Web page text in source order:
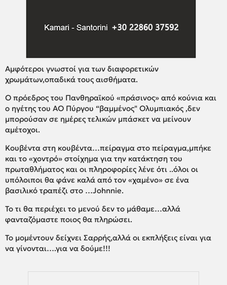
Αμφότεροι γνωστοί για των διαφορετικών
χρωμάτων,οπαδικά τους αισθήματα.
Ο πρόεδρος του Πανθηραϊκού «πράσινος» από κούνια και
ο ηγέτης του ΑΟ Πύργου “βαμμένος" Ολυμπιακός ,δεν
μπορούσαν σε ημέρες τελικών μπάσκετ να μείνουν
αμέτοχοι.
Κουβέντα στη κουβέντα…πείραγμα στο πείραγμα,μπήκε
και το «χοντρό» στοίχημα για την κατάκτηση του
πρωταθλήματος και οι πληροφορίες λένε ότι ..όλοι οι
υπόλοιποι θα φάνε καλά από τον «χαμένο» σε ένα
βασιλικό τραπέζι στο …Johnnie.
Το τι θα περιέχει το μενού δεν το μάθαμε…αλλά
φανταζόμαστε ποιος θα πληρώσει.
Το μομέντουν δείχνει Σαρρής,αλλά οι εκπλήξεις είναι για
να γίνονται….για να δούμε!!!